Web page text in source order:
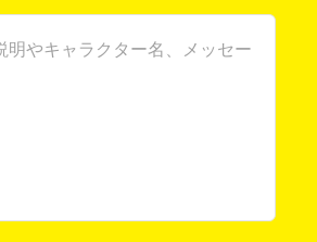
書店に届いた